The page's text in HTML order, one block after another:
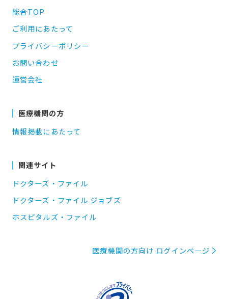
総合TOP
ご利用にあたって
プライバシーポリシー
お問い合わせ
運営会社
医療機関の方
情報掲載にあたって
関連サイト
ドクターズ・ファイル
ドクターズ・ファイル ジョブズ
ホスピタルズ・ファイル
医療機関の方向け ログインページ